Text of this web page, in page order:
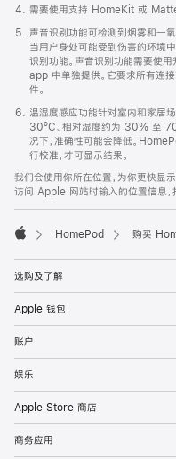
需要使用支持 HomeKit 或
声音识别功能可检测到烟雾和一
当用户身处可能受到伤害的环境
识别功能。声音识别功能需要使
app 中单独提供。它要求所有连
件。
温湿度感应功能针对室内和家居
30ºC、相对湿度约为 30% 至
况下，准确性可能会降低。
行校准，才可显示结果。
我们会使用你所在位置，为你更快显
访问 Apple 网站时输入的位置信息，
HomePod 购买
选购及了解
Apple 钱包
账户
娱乐
Apple Store 商店
商务应用